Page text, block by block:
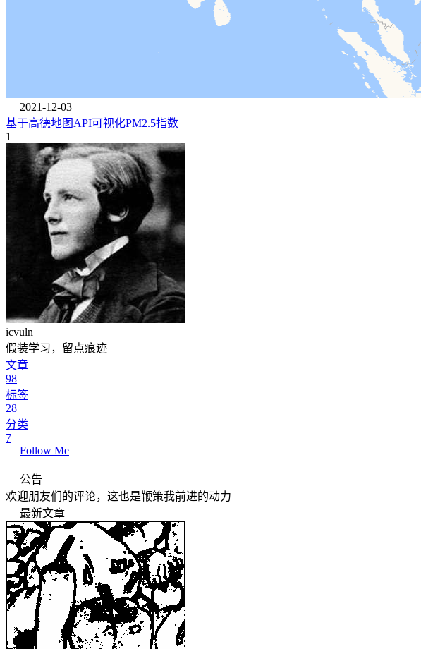
2021-12-03
基于高德地图API可视化PM2.5指数
1
icvuln
假装学习，留点痕迹
文章
98
标签
28
分类
7
Follow Me
公告
欢迎朋友们的评论，这也是鞭策我前进的动力
最新文章